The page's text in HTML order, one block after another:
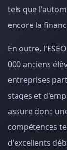
tels que
encore la
En outre,
000 anciens
entreprises
stages et
assure donc
compétences
d'excellents